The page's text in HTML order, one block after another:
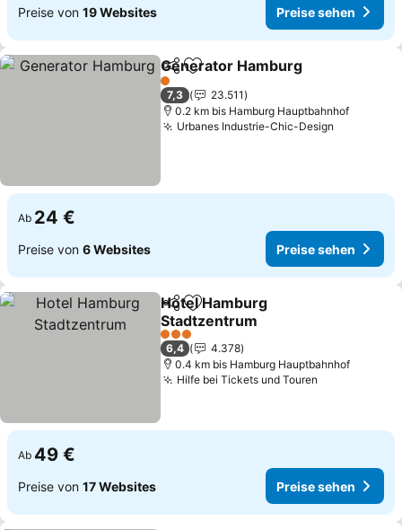
Preise von 19 Websites Preise sehen
TeilenZu Favoriten hinzufügen
Generator Hamburg
1 Sterne
7,3
23.511
0.2 km bis Hamburg Hauptbahnhof
Urbanes Industrie-Chic-Design
Ab 24 €
Preise von 6 Websites Preise sehen
TeilenZu Favoriten hinzufügen
Hotel Hamburg
Stadtzentrum
3 Sterne
6,4
4.378
0.4 km bis Hamburg Hauptbahnhof
Hilfe bei Tickets und Touren
Ab 49 €
Preise von 17 Websites Preise sehen